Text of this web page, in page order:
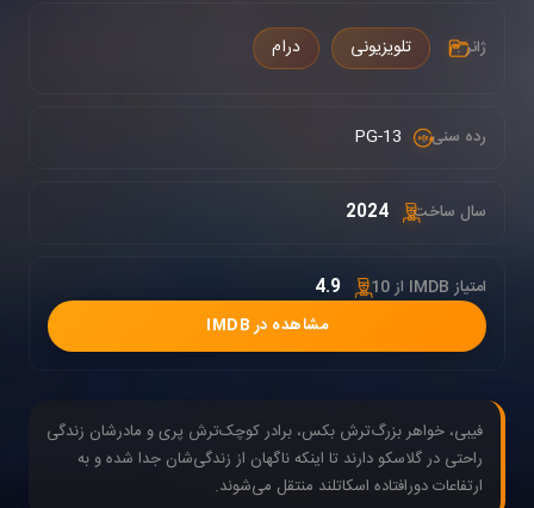
ژانر : تلویزیونی درام
رده سنی : PG-13
سال ساخت: 2024
امتیاز IMDB از 10 : 4.9
مشاهده در IMDB
فیبی، خواهر بزرگ‌ترش بکس، برادر کوچک‌ترش پری و مادرشان زندگی
راحتی در گلاسکو دارند تا اینکه ناگهان از زندگی‌شان جدا شده و به
ارتفاعات دورافتاده اسکاتلند منتقل می‌شوند.